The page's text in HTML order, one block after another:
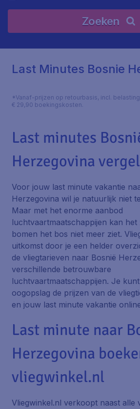
Zoeken
Last Minutes Bosnie
*Vanaf-prijzen op retourbasis, incl.
€ 29,90 boekingskosten.
Last minutes
Herzegovina
Voor jouw last minute vakantie
Herzegovina wil je natuurlijk niet
Maar met het enorme aanbod
luchtvaartmaatschappijen kan het
bomen het bos niet meer ziet.
uitkomst door je een helder
de vliegtarieven naar Bosnië
verschillende betrouwbare
luchtvaartmaatschappijen. Je
oogopslag de prijzen van de
en jouw last minute vakantie
Last minute naar
Herzegovina
vliegwinkel.nl
Vliegwinkel.nl verkoopt naast alle